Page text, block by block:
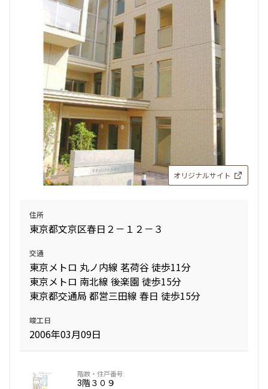
2LDK+SIC 53.41㎡
新築 三井の賃貸 ペット可
お問合せ 追加
9階９０１
337,000円 15,000円
1.0ヶ月 無
2LDK+SIC53.41㎡
お問合せ
9階９０２
1.0ヶ月
新築 三井の賃貸
三井の賃貸 ペット可
お問合せ 追加
3階 ３０５
245,000円15,000円
1.0ヶ月
1LDK43.36㎡
三井の賃貸 ペット可 フリーレント
6階 ６１０
250,000円15,000円
1LDK+SIC
お問合せ
オリジナルサイト
住所
東京都文京区春日２－１２－３
交通
東京メトロ 丸ノ内線 茗荷谷 徒歩11分
東京メトロ 南北線 後楽園 徒歩15分
東京都交通局 都営三田線 春日 徒歩15分
竣工日
2006年03月09日
3階３０９